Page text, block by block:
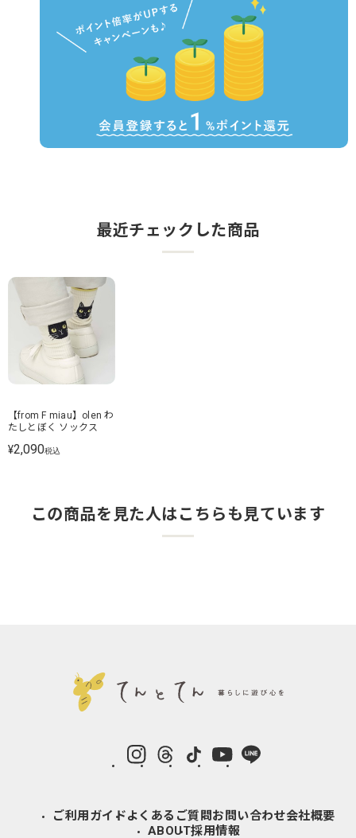
最近チェックした商品
【from F miau】olen わ
たしとぼく ソックス
¥2,090税込
この商品を見た人はこちらも見ています
instagramThreads LINE
ご利用ガイドよくあるご質問 お問い合わせ会社概要
ABOUT採用情報